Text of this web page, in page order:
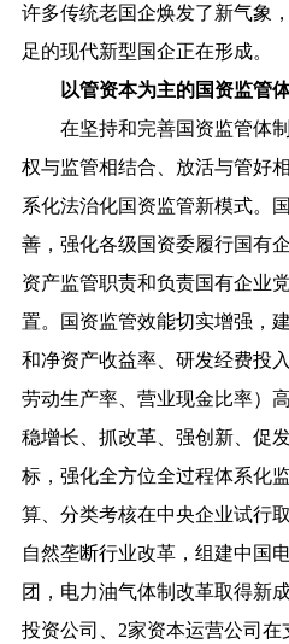
许多传统老国企焕发了新气象
足的现代新型国企正在形成。
以管资本为主的国资监管体
在坚持和完善国资监管体制
权与监管相结合、放活与管好
系化法治化国资监管新模式。
善，强化各级国资委履行国有
资产监管职责和负责国有企业
置。国资监管效能切实增强，
和净资产收益率、研发经费投
劳动生产率、营业现金比率）
稳增长、抓改革、强创新、促
标，强化全方位全过程体系化
算、分类考核在中央企业试行
自然垄断行业改革，组建中国
团，电力油气体制改革取得新
投资公司、2家资本运营公司